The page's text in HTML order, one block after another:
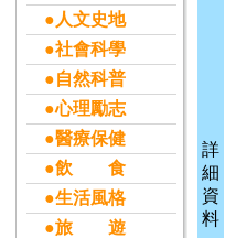
●人文史地
●社會科學
●自然科普
●心理勵志
●醫療保健
●飲 食
●生活風格
●旅 遊
詳
細
資
料